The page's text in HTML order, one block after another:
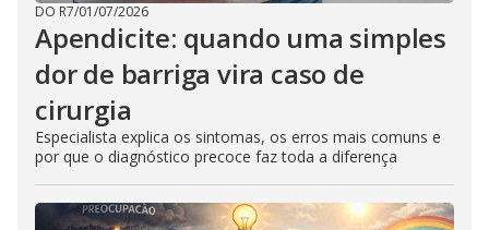
DO R7/01/07/2026
Apendicite: quando uma simples
dor de barriga vira caso de
cirurgia
Especialista explica os sintomas, os erros mais comuns e
por que o diagnóstico precoce faz toda a diferença